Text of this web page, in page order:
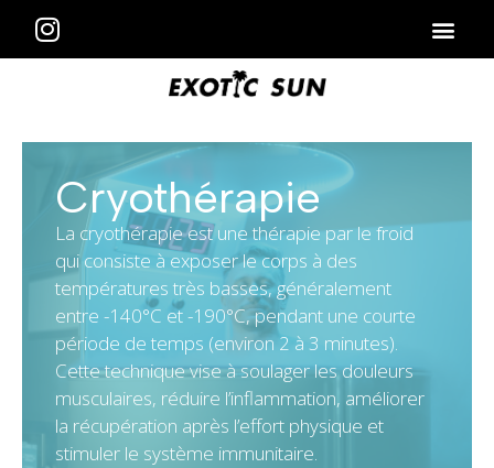
Cryothérapie
La cryothérapie est une thérapie par le froid
qui consiste à exposer le corps à des
températures très basses, généralement
entre -140°C et -190°C, pendant une courte
période de temps (environ 2 à 3 minutes).
Cette technique vise à soulager les douleurs
musculaires, réduire l’inflammation, améliorer
la récupération après l’effort physique et
stimuler le système immunitaire.